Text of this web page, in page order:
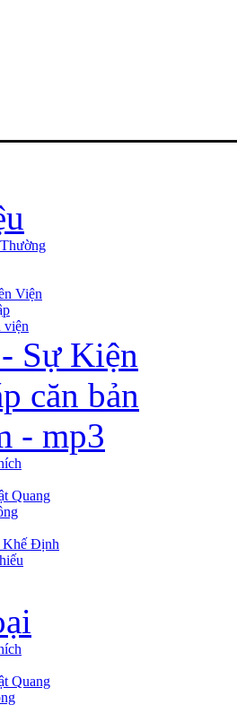
Viện
viện
Sự Kiện
căn bản
- mp3
Quang
Định
Quang